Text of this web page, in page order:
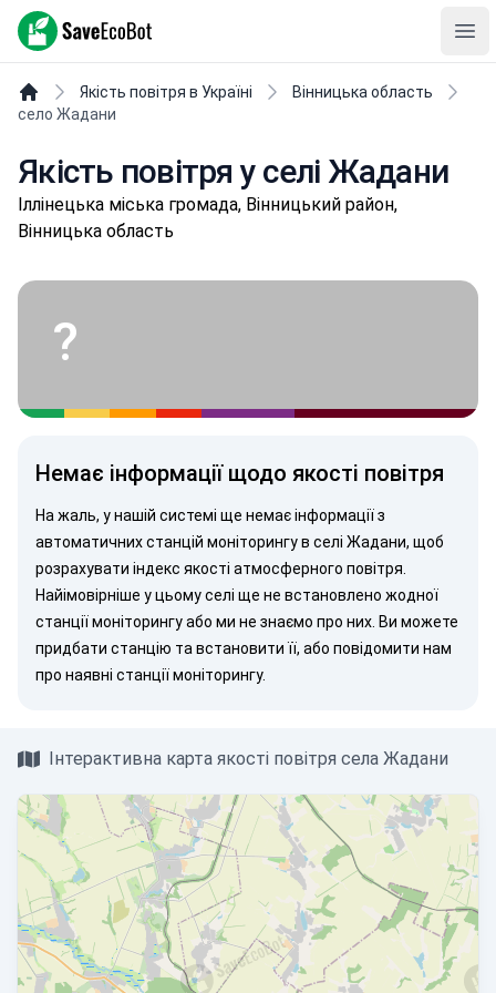
SaveEcoBot
Якість повітря в Україні
Вінницька область
село Жадани
Якість повітря у селі Жадани
Іллінeцькa міська громада, Вінницький район,
Вінницька область
?
Немає інформації щодо якості повітря
На жаль, у нашій системі ще немає інформації з
автоматичних станцій моніторингу в селі Жадани, щоб
розрахувати індекс якості атмосферного повітря.
Найімовірніше у цьому селі ще не встановлено жодної
станції моніторингу або ми не знаємо про них. Ви можете
придбати станцію та встановити її, або повідомити нам
про наявні станції моніторингу.
Інтерактивна карта якості повітря села Жадани